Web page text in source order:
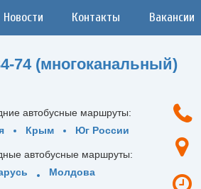
Новости Контакты Вакансии
74 (многоканальный)
автобусные маршруты:
Крым Юг России
автобусные маршруты:
Молдова